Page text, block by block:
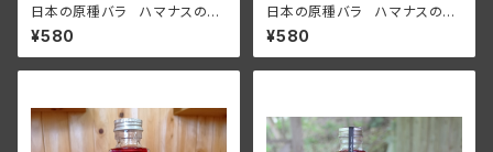
日本の原種バラ ハマナスの塩
（２０ｇ）
¥580
日本の原種バラ ハマナスの香
り砂糖（２０ｇ）
¥580